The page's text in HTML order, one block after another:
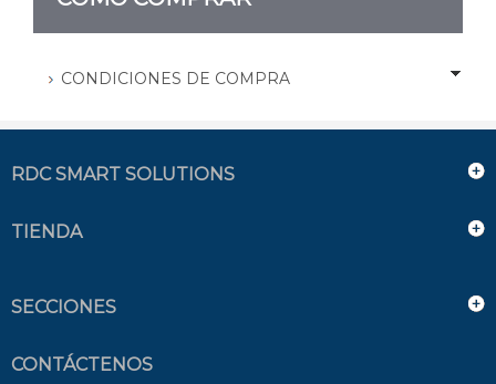
CONDICIONES DE COMPRA
RDC SMART SOLUTIONS
TIENDA
SECCIONES
CONTÁCTENOS